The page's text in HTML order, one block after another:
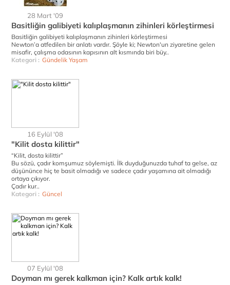
28 Mart '09
Basitliğin galibiyeti kalıplaşmanın zihinleri körleştirmesi
Basitliğin galibiyeti kalıplaşmanın zihinleri körleştirmesi
Newton’a atfedilen bir anlatı vardır. Şöyle ki; Newton'un ziyaretine gelen
misafir, çalışma odasının kapısının alt kısmında biri büy..
Kategori : Gündelik Yaşam
16 Eylül '08
"Kilit dosta kilittir"
“Kilit, dosta kilittir”
Bu sözü, çadır komşumuz söylemişti. İlk duyduğunuzda tuhaf ta gelse, az
düşününce hiç te basit olmadığı ve sadece çadır yaşamına ait olmadığı
ortaya çıkıyor.
Çadır kur..
Kategori : Güncel
07 Eylül '08
Doyman mı gerek kalkman için? Kalk artık kalk!